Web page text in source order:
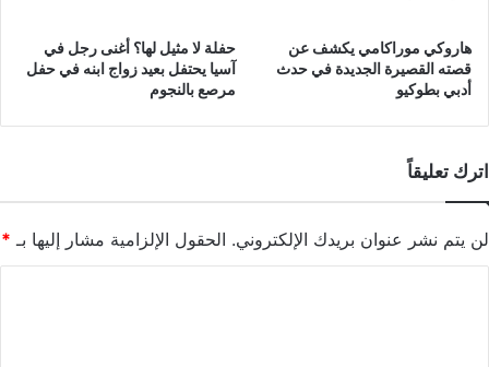
هاروكي موراكامي يكشف عن
قصته القصيرة الجديدة في حدث
أدبي بطوكيو
حفلة لا مثيل لها؟ أغنى رجل في
آسيا يحتفل بعيد زواج ابنه في حفل
مرصع بالنجوم
اترك تعليقاً
لن يتم نشر عنوان بريدك الإلكتروني. الحقول الإلزامية مشار إليها بـ *